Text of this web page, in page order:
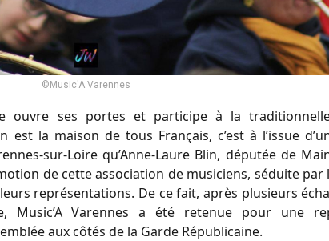
©Music'A Varennes
ouvre ses portes et participe à la
est la maison de tous Français, c’est à l’issue
sur-Loire qu’Anne-Laure Blin, députée de
de cette association de musiciens, séduite par
représentations. De ce fait, après plusieurs
Music’A Varennes a été retenue pour une
aux côtés de la Garde Républicaine.